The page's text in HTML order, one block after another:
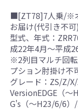
■[ZT78]7人乗/※
お届け(代引き不可)
型式、年式：
成22年4月～平成
※2列目マルチ回
プション肘掛け不
グレード：ZS/Z/
VersionEDGE（
G's（～H23/6/6）